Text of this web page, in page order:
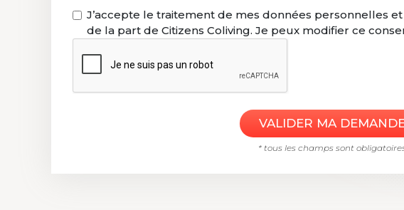
J’accepte le traitement de mes données personnelles
de la part de Citizens Coliving. Je peux modifier ce
* tous les champs sont